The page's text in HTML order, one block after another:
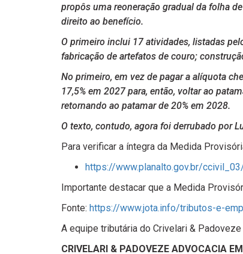
propôs uma reoneração gradual da folha
direito ao benefício.
O primeiro inclui 17 atividades, listadas
fabricação de artefatos de couro;
No primeiro, em vez de pagar a alíquota
17,5% em 2027 para, então, voltar ao
retornando ao patamar de 20% em 2028.
O texto, contudo, agora foi derrubado por
Para verificar a íntegra da Medida
https://www.planalto.gov.br/
Importante destacar que a Medida
Fonte: https://www.jota.info/tributos-e-
A equipe tributária do Crivelari &
CRIVELARI & PADOVEZE ADVOCACIA